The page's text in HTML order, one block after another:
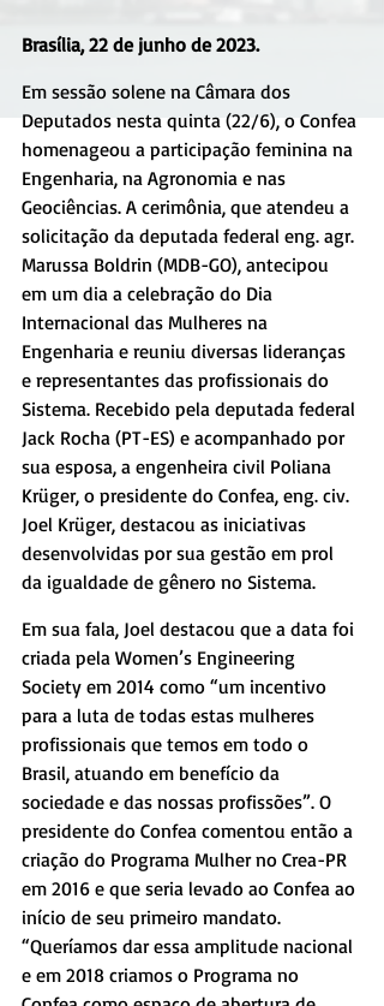
Brasília, 22 de junho de 2023.
Em sessão solene na Câmara dos
Deputados nesta quinta (22/6), o Confea
homenageou a participação feminina na
Engenharia, na Agronomia e nas
Geociências. A cerimônia, que atendeu a
solicitação da deputada federal eng. agr.
Marussa Boldrin (MDB-GO), antecipou
em um dia a celebração do Dia
Internacional das Mulheres na
Engenharia e reuniu diversas lideranças
e representantes das profissionais do
Sistema. Recebido pela deputada federal
Jack Rocha (PT-ES) e acompanhado por
sua esposa, a engenheira civil Poliana
Krüger, o presidente do Confea, eng. civ.
Joel Krüger, destacou as iniciativas
desenvolvidas por sua gestão em prol
da igualdade de gênero no Sistema.
Em sua fala, Joel destacou que a data foi
criada pela Women’s Engineering
Society em 2014 como “um incentivo
para a luta de todas estas mulheres
profissionais que temos em todo o
Brasil, atuando em benefício da
sociedade e das nossas profissões”. O
presidente do Confea comentou então a
criação do Programa Mulher no Crea-PR
em 2016 e que seria levado ao Confea ao
início de seu primeiro mandato.
“Queríamos dar essa amplitude nacional
e em 2018 criamos o Programa no